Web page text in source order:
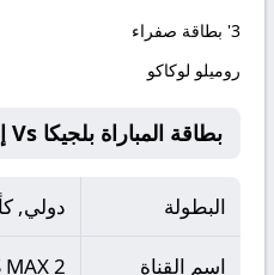
3' بطاقة صفراء
روميلو لوكاكو
بطاقة المباراة بلجيكا Vs إيران
البطولة دولي,
اسم القناة MAX 2